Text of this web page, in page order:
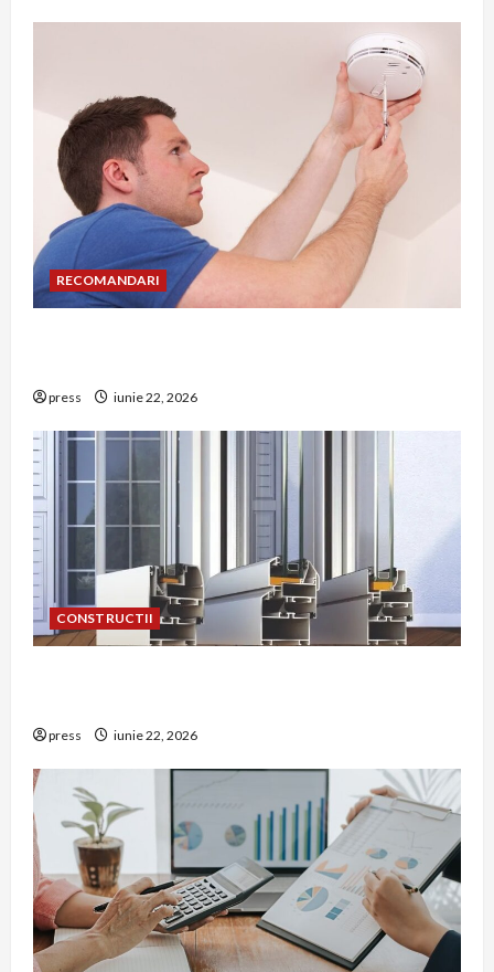
RECOMANDARI
press iunie 22, 2026
CONSTRUCTII
press iunie 22, 2026